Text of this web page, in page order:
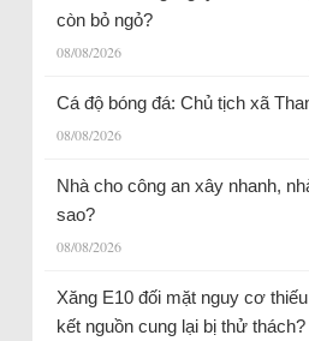
còn bỏ ngỏ?
08/08/2026
Cá độ bóng đá: Chủ tịch xã
08/08/2026
Nhà cho công an xây nhanh,
sao?
08/08/2026
Xăng E10 đối mặt nguy cơ
kết nguồn cung lại bị thử thách?